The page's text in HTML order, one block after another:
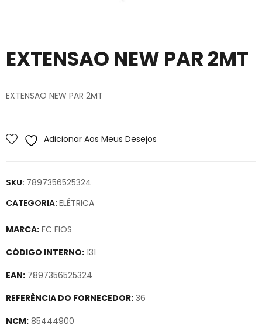
EXTENSAO NEW PAR 2MT
EXTENSAO NEW PAR 2MT
Adicionar Aos Meus Desejos
SKU: 7897356525324
CATEGORIA: ELÉTRICA
MARCA: FC FIOS
CÓDIGO INTERNO: 131
EAN: 7897356525324
REFERÊNCIA DO FORNECEDOR: 36
NCM: 85444900